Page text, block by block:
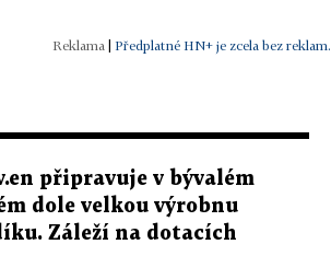
Předplatné HN+ je zcela bez reklam.
připravuje v bývalém
dole velkou výrobnu
Záleží na dotacích